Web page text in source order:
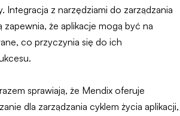
Integracja z narzędziami do zarządzania
zapewnia, że aplikacje mogą być na
co przyczynia się do ich
sprawiają, że Mendix oferuje
dla zarządzania cyklem życia aplikacji,